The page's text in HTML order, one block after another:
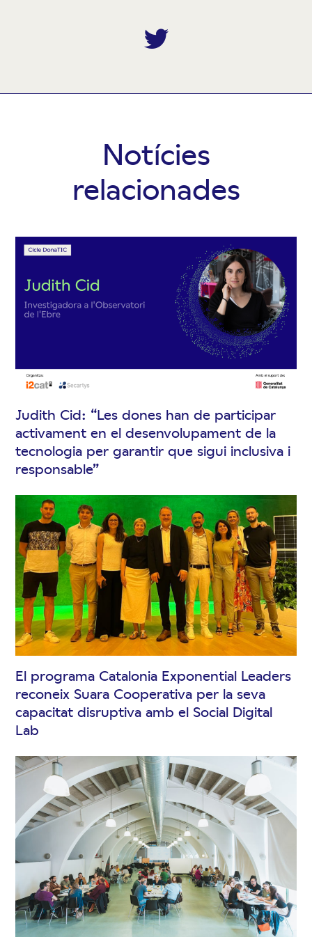
Twitter
Notícies
relacionades
Judith Cid: “Les dones han de participar
activament en el desenvolupament de la
tecnologia per garantir que sigui inclusiva i
responsable”
El programa Catalonia Exponential Leaders
reconeix Suara Cooperativa per la seva
capacitat disruptiva amb el Social Digital
Lab